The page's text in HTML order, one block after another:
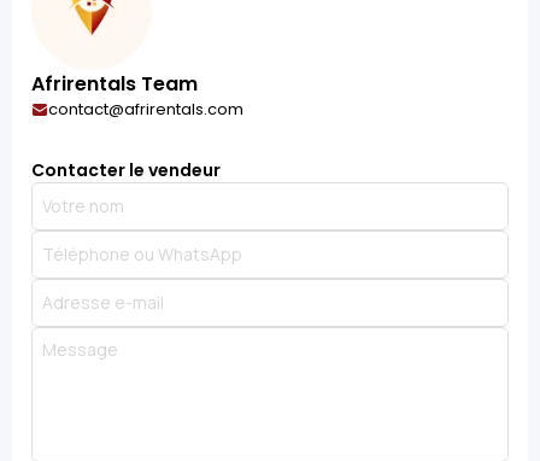
Afrirentals Team
contact@afrirentals.com
Contacter le vendeur